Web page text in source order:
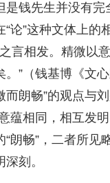
是钱先生并没有
“论”这种文体上
言相发。精微以
”（钱基博《文
而朗畅”的观点与
蕴相同，相互发
“朗畅”，二者所
刻。